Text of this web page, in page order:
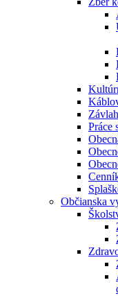
Práce
Občianska